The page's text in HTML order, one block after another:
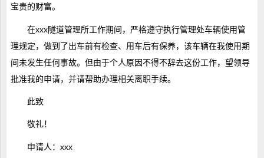
宝贵的财富。
在xxx隧道管理所工作期间，严格遵守执行管理处车辆使用管
理规定，做到了出车前有检查、用车后有保养，该车辆在我使用期
间未发生任何事故。但由于个人原因不得不辞去这份工作，望领导
批准我的申请，并请帮助办理相关离职手续。
此致
敬礼！
申请人：xxx